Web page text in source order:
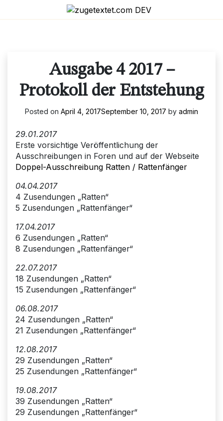
Ausgabe 4 2017 –
Protokoll der Entstehung
Posted on April 4, 2017September 10, 2017 by admin
29.01.2017
Erste vorsichtige Veröffentlichung der
Ausschreibungen in Foren und auf der Webseite
Doppel-Ausschreibung Ratten / Rattenfänger
04.04.2017
4 Zusendungen „Ratten“
5 Zusendungen „Rattenfänger“
17.04.2017
6 Zusendungen „Ratten“
8 Zusendungen „Rattenfänger“
22.07.2017
18 Zusendungen „Ratten“
15 Zusendungen „Rattenfänger“
06.08.2017
24 Zusendungen „Ratten“
21 Zusendungen „Rattenfänger“
12.08.2017
29 Zusendungen „Ratten“
25 Zusendungen „Rattenfänger“
19.08.2017
39 Zusendungen „Ratten“
29 Zusendungen „Rattenfänger“